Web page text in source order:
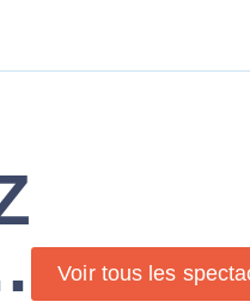
Voir tous les